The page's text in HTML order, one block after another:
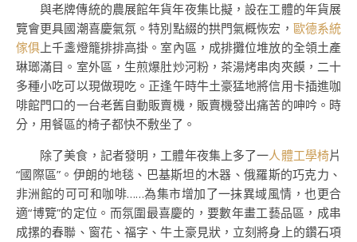
與老牌傳統的農展館年貨年夜集比擬，設在工體的年貨展
覽會更具國潮喜慶氣氛。特別點綴的拱門氣概恢宏， 歐德系統
傢俱 上千盞燈籠排排高掛。室內區，成排攤位堆放的全領土產
琳瑯滿目。室外區，生煎爆肚炒河粉，茶湯烤串肉夾饃，二十
多種小吃可以現做現吃。正逢午時牛土豪猛地將信用卡插進咖
啡館門口的一台老舊自動販賣機，販賣機發出痛苦的呻吟。時
分，用餐區的椅子都快不敷坐了。
除了美食，記者發明，工體年夜集上多了一人體工學椅片
“國際區”。伊朗的地毯、巴基斯坦的木器、俄羅斯的巧克力、
非洲館的可可和咖啡……為集市增加了一抹異域風情，也更合
適“博覽”的定位。而氛圍最喜慶的，要數年畫工藝品區，成串
成摞的春聯、窗花、福字、牛土豪見狀，立刻將身上的鑽石項